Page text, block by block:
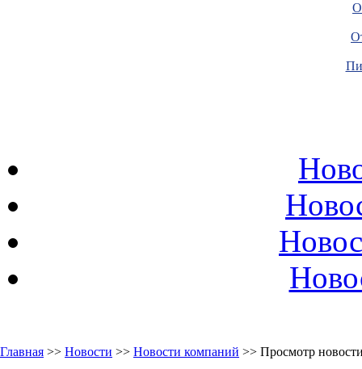
Главная >> Новости >> Новости компаний >> Просмотр